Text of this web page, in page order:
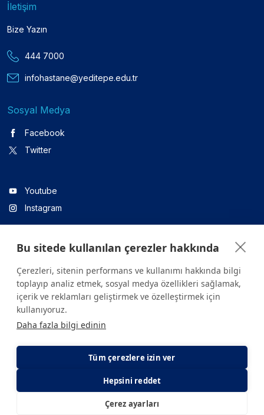
E-Randevu
İletişim
Bize Yazın
444 7000
infohastane@yeditepe.edu.tr
Sosyal Medya
Facebook
Twitter
Youtube
Instagram
Linkedin
Sitede yer alan tüm içerikler yalnızca bilgilendirme amaçlıdır.
Sağlığınızla ilgili sorularınız için mutlaka doktoruza ya da bir sağlık
kuruluşuna başvurunuz.
Gizlilik ve Çerez Politikası KVKK Aydınlatma Metni
Bu sitede kullanılan çerezler hakkında
Çerezleri, sitenin performans ve kullanımı hakkında bilgi
toplayıp analiz etmek, sosyal medya özellikleri sağlamak,
içerik ve reklamları geliştirmek ve özelleştirmek için
kullanıyoruz.
Daha fazla bilgi edinin
Tüm çerezlere izin ver
Hepsini reddet
Çerez ayarları